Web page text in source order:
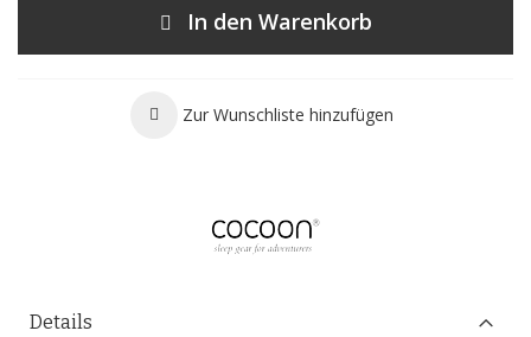
In den Warenkorb
Zur Wunschliste hinzufügen
Details